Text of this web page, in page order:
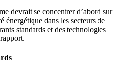
devrait se concentrer d’abord sur
énergétique dans les secteurs de
standards et des technologies